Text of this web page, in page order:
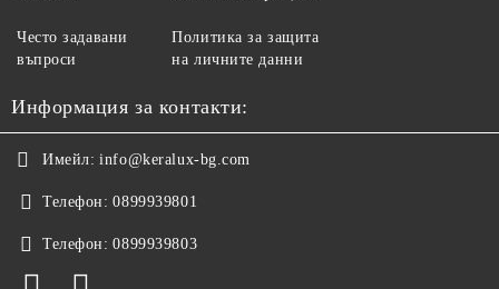
Често задавани
въпроси
Политика за защита
на личните данни
Информация за контакти:
Имейл: info@keralux-bg.com
Телефон: 0899939801
Телефон: 0899939803